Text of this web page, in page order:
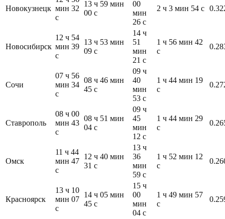
Новокузнецк мин 32
с
13 ч 59 мин
00 с
00
мин
26 с
2 ч 3 мин 54 с
Новосибирск
12 ч 54
мин 39
с
13 ч 53 мин
09 с
14 ч
51
мин
21 с
1 ч 56 мин 42
с
Сочи
07 ч 56
мин 34
с
08 ч 46 мин
45 с
09 ч
40
мин
53 с
1 ч 44 мин 19
с
Ставрополь
08 ч 00
мин 43
с
08 ч 51 мин
04 с
09 ч
45
мин
12 с
1 ч 44 мин 29
с
Омск
11 ч 44
мин 47
с
12 ч 40 мин
31 с
13 ч
36
мин
59 с
1 ч 52 мин 12
с
Красноярск
13 ч 10
мин 07
с
14 ч 05 мин
45 с
15 ч
00
мин
04 с
1 ч 49 мин 57
с